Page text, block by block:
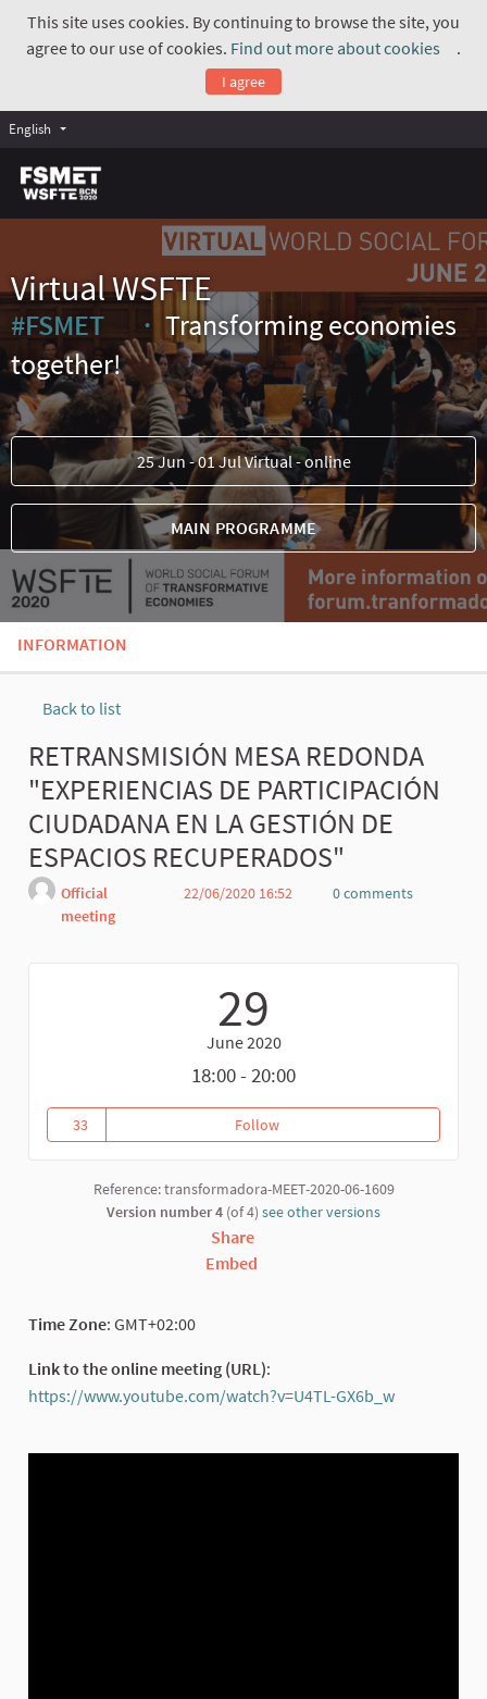
This site uses cookies. By continuing to browse the site, you
agree to our use of cookies. Find out more about cookies
.
I agree
English
Virtual WSFTE
#FSMET
(External link)
Transforming economies
together!
25 Jun - 01 Jul Virtual - online
MAIN PROGRAMME
INFORMATION
Back to list
RETRANSMISIÓN MESA REDONDA
"EXPERIENCIAS DE PARTICIPACIÓN
CIUDADANA EN LA GESTIÓN DE
ESPACIOS RECUPERADOS"
Official
meeting
22/06/2020 16:52
0 comments
29
June 2020
18:00 - 20:00
33
33 followers
FollowRETRANSMISIÓN MESA
Reference: transformadora-MEET-2020-06-1609
Version number 4 (of 4) see other versions
Share
Embed
Time Zone: GMT+02:00
Link to the online meeting (URL):
https://www.youtube.com/watch?v=U4TL-GX6b_w